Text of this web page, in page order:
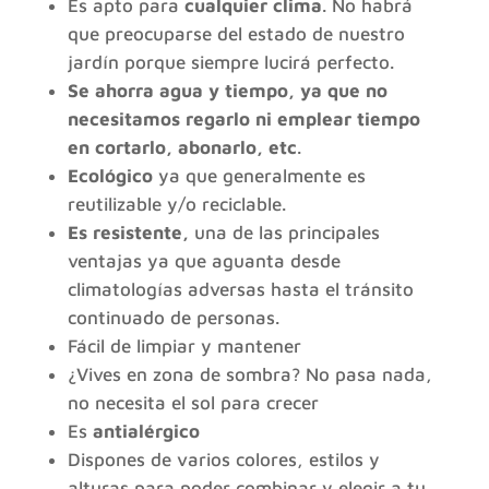
Es apto para cualquier clima. No habrá
que preocuparse del estado de nuestro
jardín porque siempre lucirá perfecto.
Se ahorra agua y tiempo, ya que no
necesitamos regarlo ni emplear tiempo
en cortarlo, abonarlo, etc.
Ecológicoya que generalmente es
reutilizable y/o reciclable.
Es resistente, una de las principales
ventajas ya que aguanta desde
climatologías adversas hasta el tránsito
continuado de personas.
Fácil de limpiar y mantener
¿Vives en zona de sombra? No pasa nada,
no necesita el sol para crecer
Es antialérgico
Dispones de varios colores, estilos y